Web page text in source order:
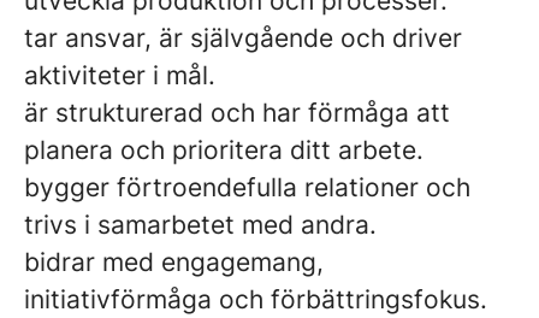
tar ansvar, är självgående och driver
aktiviteter i mål.
är strukturerad och har förmåga att
planera och prioritera ditt arbete.
bygger förtroendefulla relationer och
trivs i samarbetet med andra.
bidrar med engagemang,
initiativförmåga och förbättringsfokus.